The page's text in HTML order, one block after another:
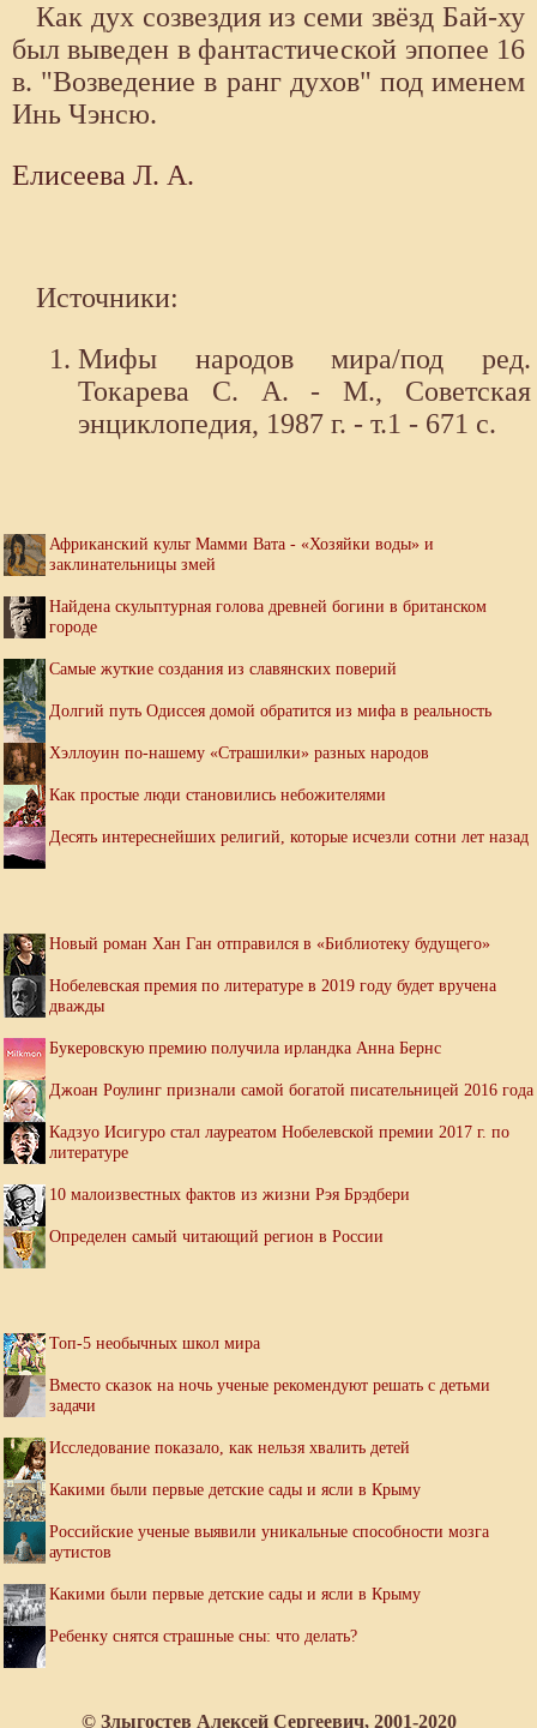
Как дух созвездия из семи звёзд Бай-ху
был выведен в фантастической эпопее 16
в. "Возведение в ранг духов" под именем
Инь Чэнсю.
Елисеева Л. А.
Источники:
Мифы народов мира/под ред.
Токарева С. А. - М., Советская
энциклопедия, 1987 г. - т.1 - 671 с.
Африканский культ Мамми Вата - «Хозяйки воды» и
заклинательницы змей
Найдена скульптурная голова древней богини в британском
городе
Самые жуткие создания из славянских поверий
Долгий путь Одиссея домой обратится из мифа в реальность
Хэллоуин по-нашему «Страшилки» разных народов
Как простые люди становились небожителями
Десять интереснейших религий, которые исчезли сотни лет назад
Новый роман Хан Ган отправился в «Библиотеку будущего»
Нобелевская премия по литературе в 2019 году будет вручена
дважды
Букеровскую премию получила ирландка Анна Бернс
Джоан Роулинг признали самой богатой писательницей 2016 года
Кадзуо Исигуро стал лауреатом Нобелевской премии 2017 г. по
литературе
10 малоизвестных фактов из жизни Рэя Брэдбери
Определен самый читающий регион в России
Топ-5 необычных школ мира
Вместо сказок на ночь ученые рекомендуют решать с детьми
задачи
Исследование показало, как нельзя хвалить детей
Какими были первые детские сады и ясли в Крыму
Российские ученые выявили уникальные способности мозга
аутистов
Какими были первые детские сады и ясли в Крыму
Ребенку снятся страшные сны: что делать?
© Злыгостев Алексей Сергеевич, 2001-2020